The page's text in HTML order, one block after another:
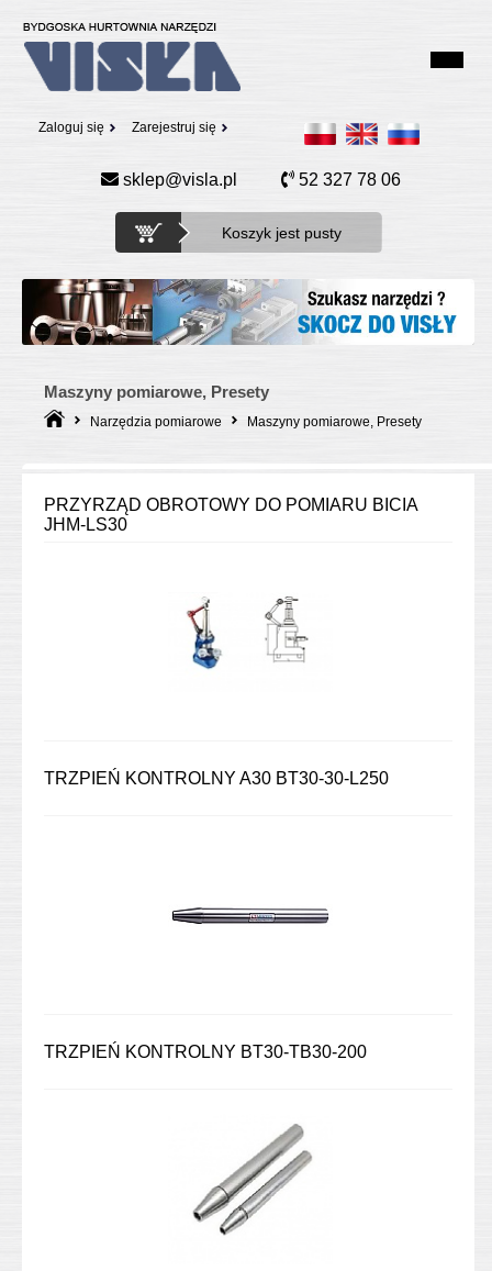
Zarejestruj się
Zaloguj się
sklep@visla.pl 52 327 78 06
Koszyk jest pusty
Maszyny pomiarowe, Presety
Narzędzia pomiarowe Maszyny pomiarowe, Presety
PRZYRZĄD OBROTOWY DO POMIARU BICIA
JHM-LS30
TRZPIEŃ KONTROLNY A30 BT30-30-L250
TRZPIEŃ KONTROLNY BT30-TB30-200